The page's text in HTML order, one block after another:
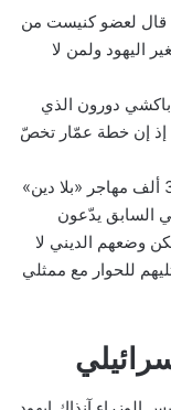
إعلامية في سبتمبر 2005 حين قال لعضو كنيست من
اليهود ولمن لا
باكشي دورون الذي
إذ إن خطة عمّار تخصّ
قال إن اقتراحه يهدف إلى حل مشكلة نحو 300 ألف مهاجر «بلا دين»
السابق يدّعون
وضعهم الديني لا
للحوار مع ممثلي